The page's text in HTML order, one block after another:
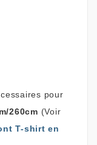
pour
260cm (Voir
T-shirt en